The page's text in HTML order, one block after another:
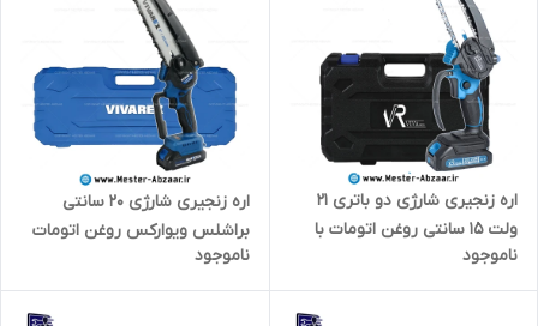
اره زنجیری شارژی دو باتری 21
ولت 15 سانتی روغن اتومات با
کیف و گارانتی ویوارکس جدید
مدل VIVAREX VR2106P-CS
ناموجود
اره زنجیری شارژی 20 سانتی
براشلس ویوارکس روغن اتومات
VR2008V-CS ( قابلیت انتخاب
ناموجود